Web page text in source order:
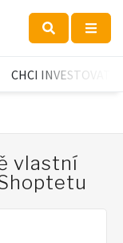
CHCI INVESTOVAT
vlastní